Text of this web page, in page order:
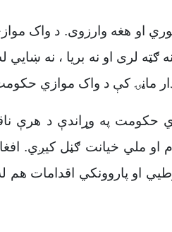
وګوري او هغه وارزوی. د واک
لری او نه بریا ، نه ښايي
ماڼۍ کې د واک موازي
حکومت په وړاندې د هرې
ملي خیانت ګڼل کیږي.
او پاروونکي اقدامات هم